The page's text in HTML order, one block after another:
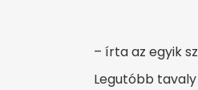
– írta az egyik
Legutóbb